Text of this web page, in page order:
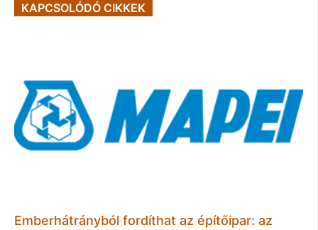
KAPCSOLÓDÓ CIKKEK
Emberhátrányból fordíthat az építőipar: az